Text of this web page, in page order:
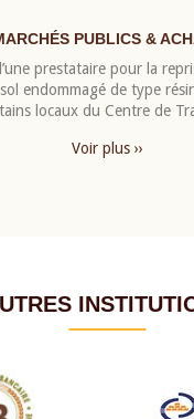
PUBLICS &
prestataire pour la
endommagé de type
locaux du Centre de
Voir plus ››